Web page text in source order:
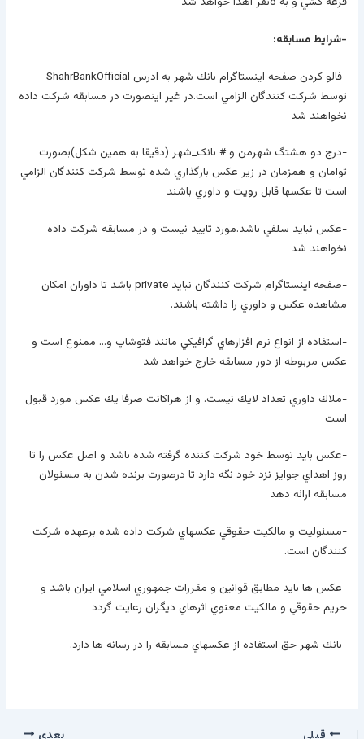
-شرايط مسابقه:
-فالو كردن صفحه اينستاگرام بانك شهر به ادرس ShahrBankOfficial
توسط شركت كنندگان الزامي است.در غير اينصورت در مسابقه شركت داده
نخواهند شد
-درج دو هشتگ شهرمن و # بانک_شهر (دقيقا به همين شكل)بصورت
توامان و همزمان در زير عكس بارگذاري شده توسط شركت كنندگان الزامي
است تا عكسها قابل رويت و داوري باشند
-عكس نبايد سلفي باشد.مورد تاييد نيست و در مسابقه شركت داده
نخواهند شد
-صفحه اينستاگرام شركت كنندگان نبايد private باشد تا داوران امكان
مشاهده عكس و داوري را داشته باشند.
-استفاده از انواع نرم افزارهاي گرافيكي مانند فتوشاپ و… ممنوع است و
عكس مربوطه از دور مسابقه خارج خواهد شد
-ملاك داوري تعداد لايك نيست. و از هراكانت صرفا يك عكس مورد قبول
است
-عكس بايد توسط خود شركت كننده گرفته شده باشد و اصل عكس را تا
روز اهداي جوايز نزد خود نگه دارد تا درصورت برنده شدن به مسئولان
مسابقه ارائه دهد
-مسئوليت و مالكيت حقوقي عكسهاي شركت داده شده برعهده شركت
كنندگان است.
-عكس ها بايد مطابق قوانين و مقررات جمهوري اسلامي ايران باشد و
حريم حقوقي و مالكيت معنوي اثرهاي ديگران رعايت گردد
-بانك شهر حق استفاده از عكسهاي مسابقه را در رسانه ها دارد.
قبلی بعدی